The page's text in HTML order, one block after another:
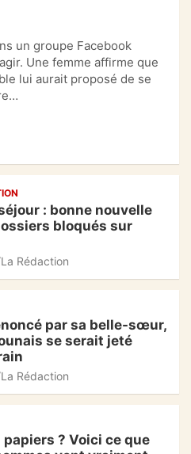
un groupe Facebook
Une femme affirme que
lui aurait proposé de se
: bonne nouvelle
bloqués sur
La Rédaction
par sa belle-sœur,
se serait jeté
La Rédaction
papiers ? Voici ce que